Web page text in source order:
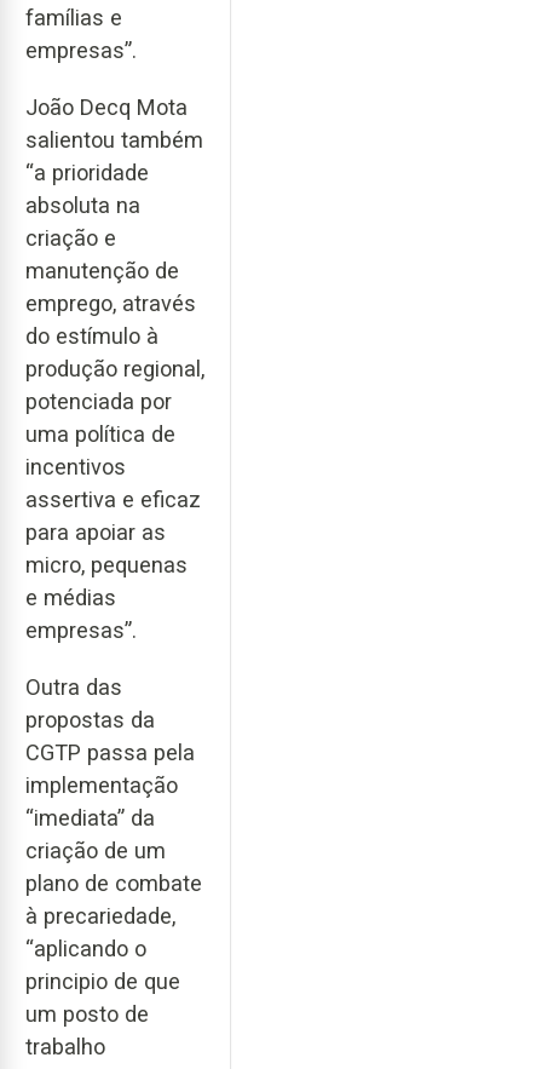
famílias e
empresas”.
João Decq Mota
salientou também
“a prioridade
absoluta na
criação e
manutenção de
emprego, através
do estímulo à
produção regional,
potenciada por
uma política de
incentivos
assertiva e eficaz
para apoiar as
micro, pequenas
e médias
empresas”.
Outra das
propostas da
CGTP passa pela
implementação
“imediata” da
criação de um
plano de combate
à precariedade,
“aplicando o
principio de que
um posto de
trabalho